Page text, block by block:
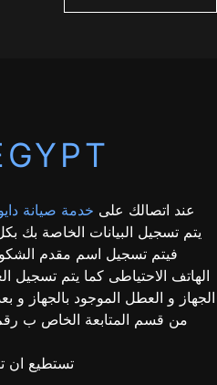
عند اتصالك على خدمة صيانة
يتم تسجيل البيانات الخاصة بك
فيتم تسجيل اسم مقدم
الهاتف الاحتياطى كما يتم تسجيل
الجهاز و العطل الموجود بالجهاز و
من قسم المتابعة الخاص ب رقم
تستطيع ان